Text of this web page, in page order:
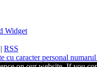
Widget
| RSS
cu caracter personal